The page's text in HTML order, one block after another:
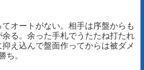
オートがない。相手は序盤からも
る。余った手札でうたたね打たれ
え込んで盤面作ってからは被ダメ
ち。